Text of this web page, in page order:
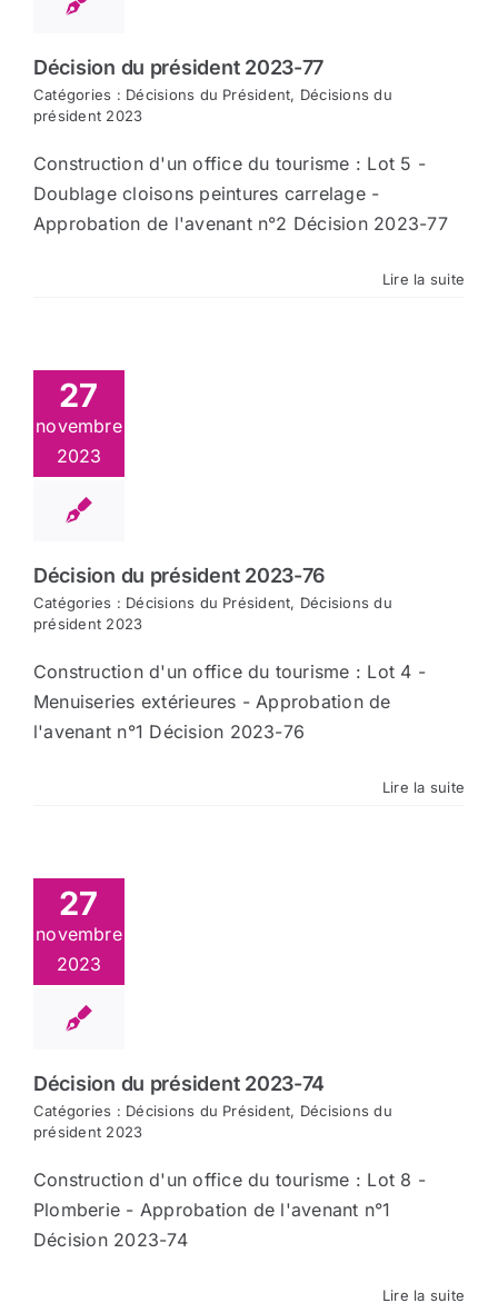
Décision du président 2023-77
Catégories : Décisions du Président, Décisions du
président 2023
Construction d'un office du tourisme : Lot 5 -
Doublage cloisons peintures carrelage -
Approbation de l'avenant n°2 Décision 2023-77
Lire la suite
27
novembre
2023
Décision du président 2023-76
Catégories : Décisions du Président, Décisions du
président 2023
Construction d'un office du tourisme : Lot 4 -
Menuiseries extérieures - Approbation de
l'avenant n°1 Décision 2023-76
Lire la suite
27
novembre
2023
Décision du président 2023-74
Catégories : Décisions du Président, Décisions du
président 2023
Construction d'un office du tourisme : Lot 8 -
Plomberie - Approbation de l'avenant n°1
Décision 2023-74
Lire la suite